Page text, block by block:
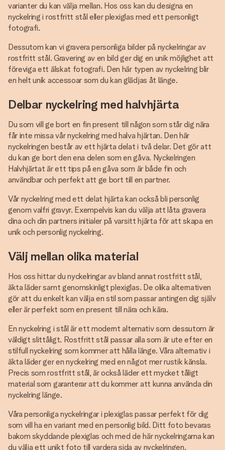
varianter du kan välja mellan. Hos oss kan du designa en
nyckelring i rostfritt stål eller plexiglas med ett personligt
fotografi.
Dessutom kan vi gravera personliga bilder på nyckelringar av
rostfritt stål. Gravering av en bild ger dig en unik möjlighet att
föreviga ett älskat fotografi. Den här typen av nyckelring blir
en helt unik accessoar som du kan glädjas åt länge.
Delbar nyckelring med halvhjärta
Du som vill ge bort en fin present till någon som står dig nära
får inte missa vår nyckelring med halva hjärtan. Den här
nyckelringen består av ett hjärta delat i två delar. Det gör att
du kan ge bort den ena delen som en gåva. Nyckelringen
Halvhjärtat är ett tips på en gåva som är både fin och
användbar och perfekt att ge bort till en partner.
Vår nyckelring med ett delat hjärta kan också bli personlig
genom valfri gravyr. Exempelvis kan du välja att låta gravera
dina och din partners initialer på varsitt hjärta för att skapa en
unik och personlig nyckelring.
Välj mellan olika material
Hos oss hittar du nyckelringar av bland annat rostfritt stål,
äkta läder samt genomskinligt plexiglas. De olika alternativen
gör att du enkelt kan välja en stil som passar antingen dig själv
eller är perfekt som en present till nära och kära.
En nyckelring i stål är ett modernt alternativ som dessutom är
väldigt slittåligt. Rostfritt stål passar alla som är ute efter en
stilfull nyckelring som kommer att hålla länge. Våra alternativ i
äkta läder ger en nyckelring med en något mer rustik känsla.
Precis som rostfritt stål, är också läder ett mycket tåligt
material som garanterar att du kommer att kunna använda din
nyckelring länge.
Våra personliga nyckelringar i plexiglas passar perfekt för dig
som vill ha en variant med en personlig bild. Ditt foto bevaras
bakom skyddande plexiglas och med de här nyckelringarna kan
du välja ett unikt foto till vardera sida av nyckelringen.